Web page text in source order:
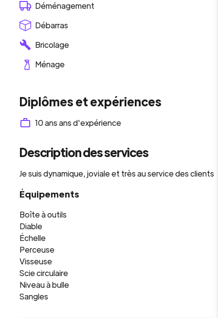
Déménagement
Débarras
Bricolage
Ménage
Diplômes et expériences
10 ansans d'expérience
Description des services
Je suis dynamique, joviale et très au service des clients
Équipements
Boîte à outils
Diable
Échelle
Perceuse
Visseuse
Scie circulaire
Niveau à bulle
Sangles